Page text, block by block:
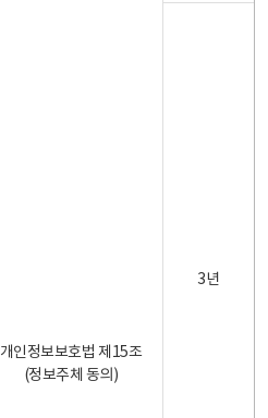
개인정보보호법 제15조
(정보주체 동의)
3년